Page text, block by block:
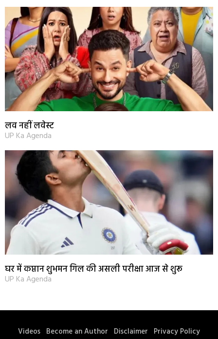
लव नहीं लवेस्ट
UP Ka Agenda
घर में कप्तान शुभमन गिल की असली परीक्षा आज से शुरू
UP Ka Agenda
Videos Become an Author Disclaimer Privacy Policy